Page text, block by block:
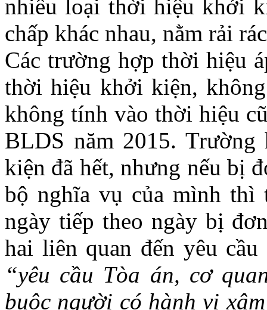
nhiều loại thời hiệu khởi
chấp khác nhau, nằm rải
Các trường hợp thời hiệu
thời hiệu khởi kiện,
không tính vào thời hiệu
BLDS năm 2015.
kiện đã hết, nhưng nếu bị
bộ nghĩa vụ của mình
ngày tiếp theo ngày bị
hai liên quan đến yêu
“yêu cầu Tòa án, cơ
buộc người có hành vi